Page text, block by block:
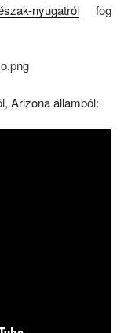
nyugatrólfog
Arizona államból: